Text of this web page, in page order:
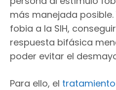
más manejada
fobia a la SIH,
respuesta bifásica
poder evitar el
Para ello, el